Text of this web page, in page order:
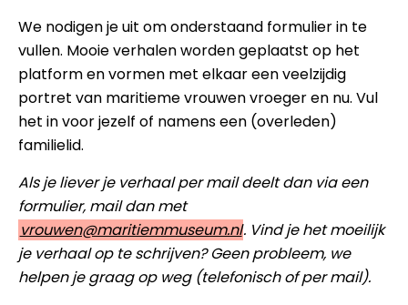
We nodigen je uit om onderstaand formulier in te
vullen. Mooie verhalen worden geplaatst op het
platform en vormen met elkaar een veelzijdig
portret van maritieme vrouwen vroeger en nu. Vul
het in voor jezelf of namens een (overleden)
familielid.
Als je liever je verhaal per mail deelt dan via een
formulier, mail dan met
vrouwen@maritiemmuseum.nl. Vind je het moeilijk
je verhaal op te schrijven? Geen probleem, we
helpen je graag op weg (telefonisch of per mail).